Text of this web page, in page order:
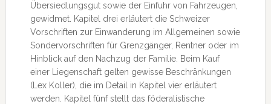
Übersiedlungsgut sowie der Einfuhr von Fahrzeugen,
gewidmet. Kapitel drei erläutert die Schweizer
Vorschriften zur Einwanderung im Allgemeinen sowie
Sondervorschriften für Grenzgänger, Rentner oder im
Hinblick auf den Nachzug der Familie. Beim Kauf
einer Liegenschaft gelten gewisse Beschränkungen
(Lex Koller), die im Detail in Kapitel vier erläutert
werden. Kapitel fünf stellt das föderalistische